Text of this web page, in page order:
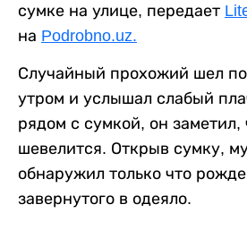
сумке на улице, передает
на Podrobno.uz.
Случайный прохожий шел
утром и услышал слабый
рядом с сумкой, он заметил,
шевелится. Открыв сумку,
обнаружил только что
завернутого в одеяло.